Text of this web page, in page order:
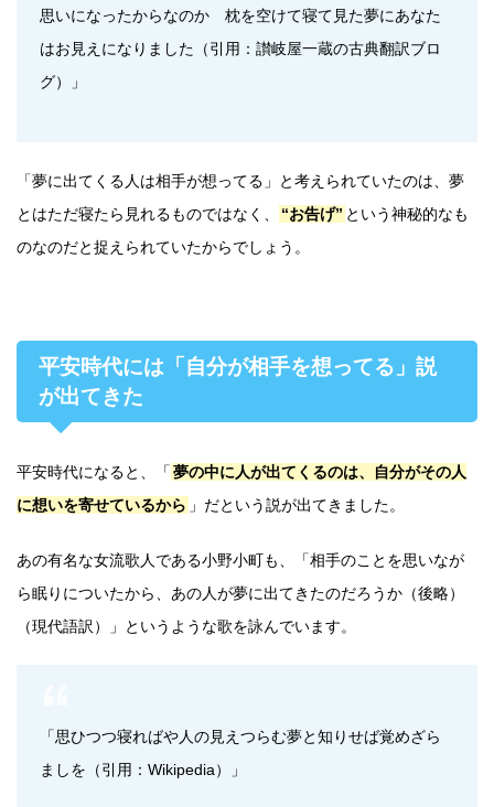
思いになったからなのか 枕を空けて寝て見た夢にあなた
はお見えになりました（引用：讃岐屋一蔵の古典翻訳ブロ
グ）」
「夢に出てくる人は相手が想ってる」と考えられていたのは、夢
とはただ寝たら見れるものではなく、
“お告げ” という神秘的なも
のなのだと捉えられていたからでしょう。
平安時代には「自分が相手を想ってる」説
が出てきた
平安時代になると、「 夢の中に人が出てくるのは、自分がその人
に想いを寄せているから 」だという説が出てきました。
あの有名な女流歌人である小野小町も、「相手のことを思いなが
ら眠りについたから、あの人が夢に出てきたのだろうか（後略）
（現代語訳）」というような歌を詠んでいます。
「思ひつつ寝ればや人の見えつらむ夢と知りせば覚めざら
ましを（引用：Wikipedia）」